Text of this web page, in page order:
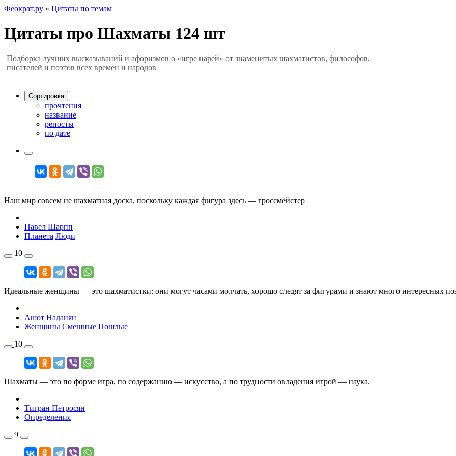
Феократ.ру » Цитаты по темам
Цитаты про Шахматы 124 шт
Подборка лучших высказываний и афоризмов о «игре царей» от знаменитых шахматистов, философов,
писателей и поэтов всех времен и народов
Сортировка
прочтения
название
репосты
по дате
Наш мир совсем не шахматная доска, поскольку каждая фигура здесь — гроссмейстер
Павел Шарпп
Планета Люди
10
Идеальные женщины — это шахматистки: они могут часами молчать, хорошо следят за фигурами и знают много интересных
Ашот Наданян
Женщины Смешные Пошлые
10
Шахматы — это по форме игра, по содержанию — искусство, а по трудности овладения игрой — наука.
Тигран Петросян
Определения
9